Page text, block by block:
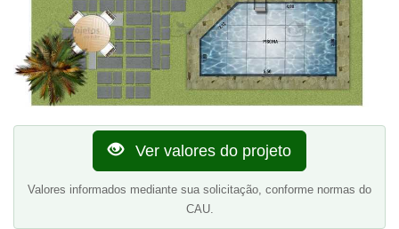
Ver valores do projeto
Valores informados mediante sua solicitação, conforme normas do
CAU.